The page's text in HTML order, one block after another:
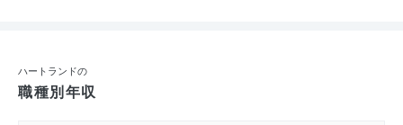
ハートランドの
職種別年収